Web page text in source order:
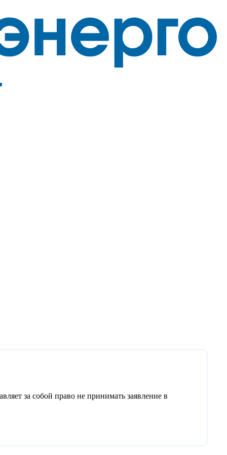
за собой право не принимать заявление в